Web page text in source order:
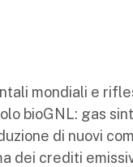
mondiali e
bioGNL: gas
di nuovi
dei crediti